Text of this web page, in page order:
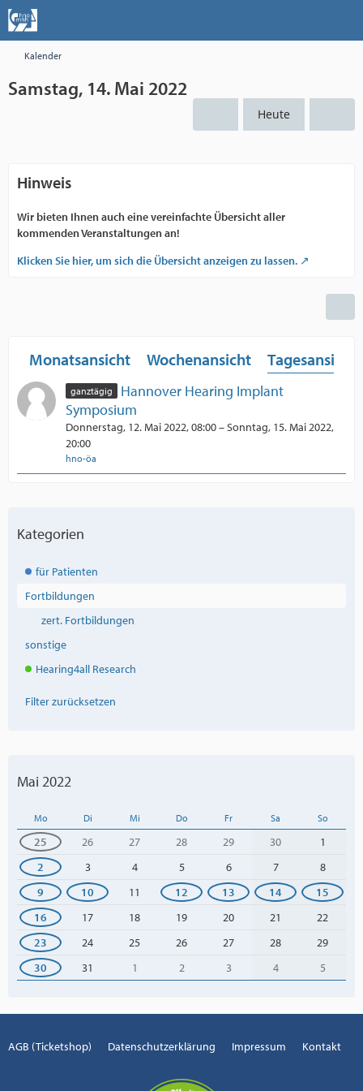
Kalender
Samstag, 14. Mai 2022
Heute
Hinweis
Wir bieten Ihnen auch eine vereinfachte Übersicht aller
kommenden Veranstaltungen an!
Klicken Sie hier, um sich die Übersicht anzeigen zu lassen.
Monatsansicht Wochenansicht Tagesansicht
ganztägig
Hannover Hearing Implant
Symposium
Donnerstag, 12. Mai 2022, 08:00 – Sonntag, 15. Mai 2022,
20:00
hno-öa
Kategorien
für Patienten
Fortbildungen
zert. Fortbildungen
sonstige
Hearing4all Research
Filter zurücksetzen
Mai 2022
Mo Di Mi Do Fr Sa So
25 26 27 28 29 30
1
2
3 4 5 6 7
8
9
10 11 12 13 14
15
16
17 18 19 20 21
22
23
24 25 26 27 28
29
30
31 1 2 3 4 5
AGB (Ticketshop) Datenschutzerklärung Impressum Kontakt